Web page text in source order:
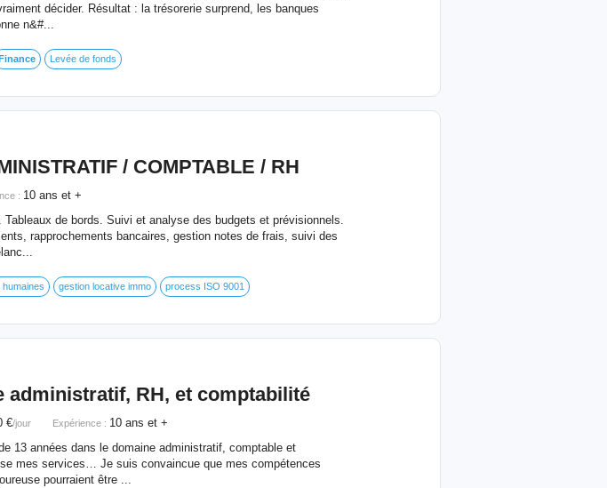
décider. Résultat : la trésorerie surprend, les banques
n&#...
Levée de fonds
/ COMPTABLE / RH
: 10 ans et +
Tableaux de bords. Suivi et analyse des budgets et prévisionnels.
rapprochements bancaires, gestion notes de frais, suivi des
gestion locative immo process ISO 9001
administratif, RH, et comptabilité
€/jour Expérience : 10 ans et +
13 années dans le domaine administratif, comptable et
mes services… Je suis convaincue que mes compétences
pourraient être ...